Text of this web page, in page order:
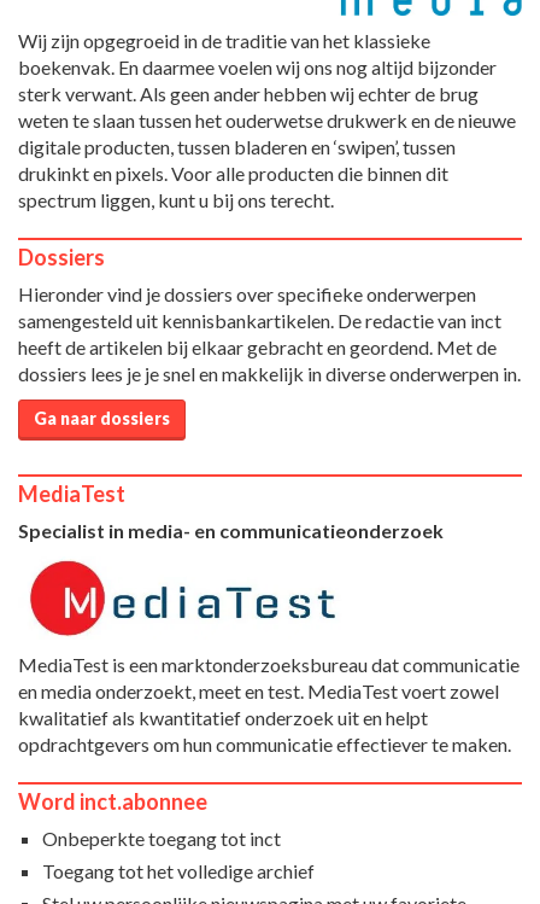
Wij zijn opgegroeid in de traditie van het klassieke
boekenvak. En daarmee voelen wij ons nog altijd bijzonder
sterk verwant. Als geen ander hebben wij echter de brug
weten te slaan tussen het ouderwetse drukwerk en de nieuwe
digitale producten, tussen bladeren en ‘swipen’, tussen
drukinkt en pixels. Voor alle producten die binnen dit
spectrum liggen, kunt u bij ons terecht.
Dossiers
Hieronder vind je dossiers over specifieke onderwerpen
samengesteld uit kennisbankartikelen. De redactie van inct
heeft de artikelen bij elkaar gebracht en geordend. Met de
dossiers lees je je snel en makkelijk in diverse onderwerpen in.
Ga naar dossiers
MediaTest
Specialist in media- en communicatieonderzoek
MediaTest is een marktonderzoeksbureau dat communicatie
en media onderzoekt, meet en test. MediaTest voert zowel
kwalitatief als kwantitatief onderzoek uit en helpt
opdrachtgevers om hun communicatie effectiever te maken.
Word inct.abonnee
Onbeperkte toegang tot inct
Toegang tot het volledige archief